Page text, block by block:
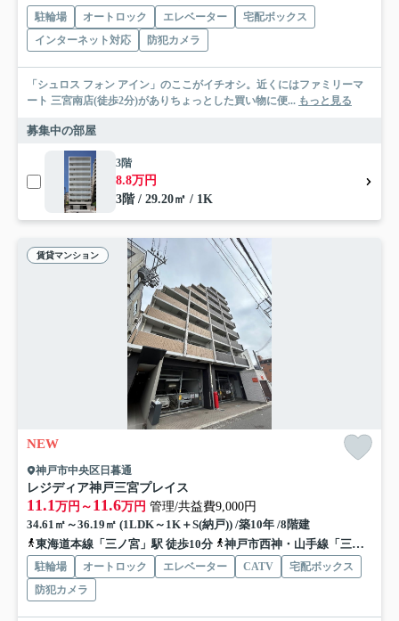
駐輪場 オートロック エレベーター
宅配ボックス
インターネット対応
防犯カメラ
「シュロス フォン アイン」のここがイチオシ。近くにはファミリーマ
ート 三宮南店(徒歩2分)がありちょっとした買い物に便... もっと見る
募集中の部屋
3階
8.8万円
3階 / 29.20㎡ / 1K
賃貸マンション
NEW
神戸市中央区日暮通
レジディア神戸三宮プレイス
11.1 万円～ 11.6万円 管理/共益費9,000円
34.61㎡～36.19㎡ (1LDK～1K＋S(納戸)) /築10年 /8階建
東海道本線「三ノ宮」駅 徒歩10分
神戸市西神・山手線「三宮」駅 徒歩13分
駐輪場 オートロック エレベーター CATV
宅配ボックス
防犯カメラ